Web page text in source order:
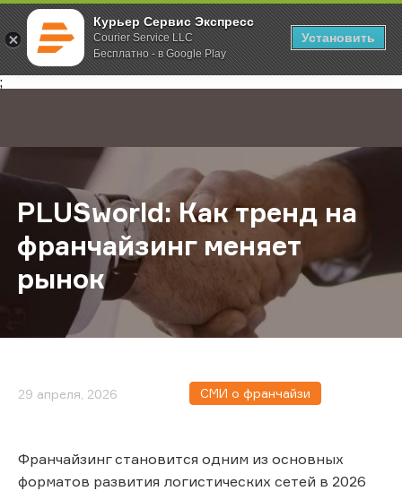
Курьер Сервис Экспресс
Courier Service LLC
Бесплатно - в Google Play
Установить
;
Главная О компании Новости PLUSworld: Как тренд на
PLUSworld: Как тренд на
франчайзинг меняет
рынок
29 апреля, 2026 СМИ о франчайзи
Франчайзинг становится одним из основных
форматов развития логистических сетей в 2026